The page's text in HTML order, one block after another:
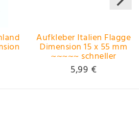
Aufkleber Italien Flagge
Dimension 15 x 55 mm
~~~~~ schneller
Versand innerhalb 24
Stunden ~~~~~
5,99 €